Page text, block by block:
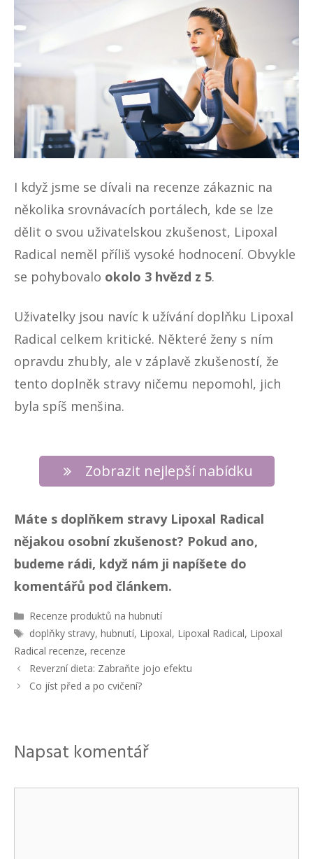
I když jsme se dívali na recenze zákaznic na
několika srovnávacích portálech, kde se lze
dělit o svou uživatelskou zkušenost, Lipoxal
Radical neměl příliš vysoké hodnocení. Obvykle
se pohybovalo okolo 3 hvězd z 5.
Uživatelky jsou navíc k užívání doplňku Lipoxal
Radical celkem kritické. Některé ženy s ním
opravdu zhubly, ale v záplavě zkušeností, že
tento doplněk stravy ničemu nepomohl, jich
byla spíš menšina.
Zobrazit nejlepší nabídku
Máte s doplňkem stravy Lipoxal Radical
nějakou osobní zkušenost? Pokud ano,
budeme rádi, když nám ji napíšete do
komentářů pod článkem.
R
u
b
r
i
k
Recenze produktů na hubnutí
Š
t
t
k
doplňky stravy,hubnutí, Lipoxal, Lipoxal Radical, Lipoxal
Radical recenze, recenze
N
a
c
p
Reverzní dieta: Zabraňte jojo efektu
Co jíst před a po cvičení?
Napsat komentář